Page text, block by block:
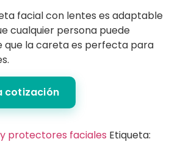
facial con lentes es adaptable
cualquier persona puede
que la careta es perfecta para
cotización
protectores faciales Etiqueta: